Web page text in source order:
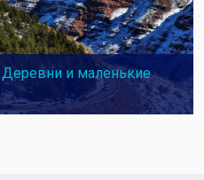
Деревни и маленькие